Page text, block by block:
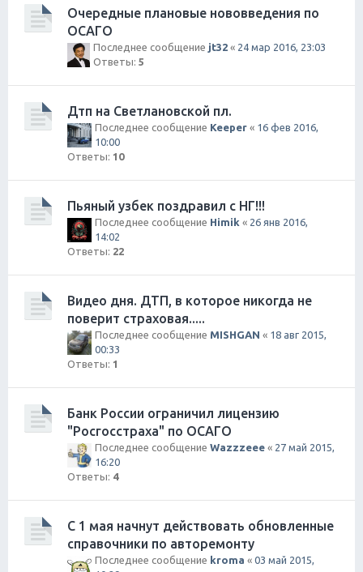
Очередные плановые нововведения по
ОСАГО
Последнее сообщение jt32 « 24 мар 2016, 23:03
Ответы: 5
Дтп на Светлановской пл.
Последнее сообщение Keeper « 16 фев 2016,
10:00
Ответы: 10
Пьяный узбек поздравил с НГ!!!
Последнее сообщение Himik « 26 янв 2016,
14:02
Ответы: 22
Видео дня. ДТП, в которое никогда не
поверит страховая.....
Последнее сообщение MISHGAN « 18 авг 2015,
00:33
Ответы: 1
Банк России ограничил лицензию
"Росгосстраха" по ОСАГО
Последнее сообщение Wazzzeee « 27 май 2015,
16:20
Ответы: 4
С 1 мая начнут действовать обновленные
справочники по авторемонту
Последнее сообщение kroma « 03 май 2015,